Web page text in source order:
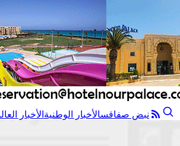
نبض صفاقسالأخبار الوطنية الأخبار